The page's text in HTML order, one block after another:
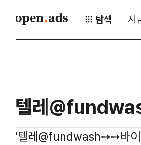
탐색 지
'텔레@fundwash➙➙바이